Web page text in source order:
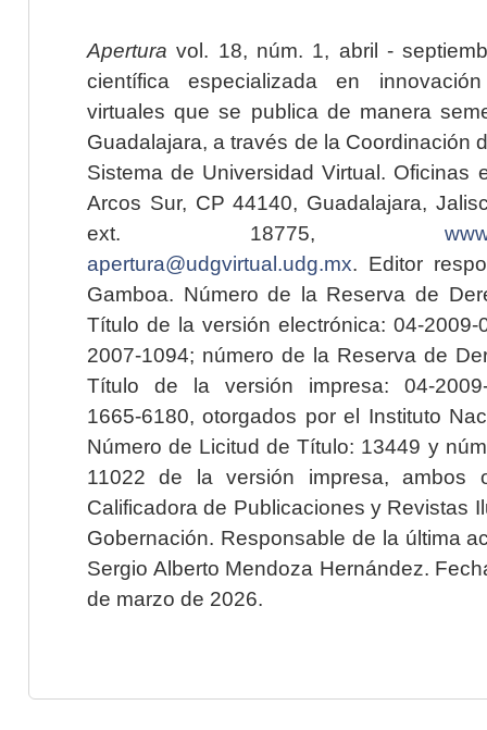
Apertura vol. 18, núm. 1, abril -
científica especializada en
virtuales que se publica de manera
Guadalajara, a través de la Coordinación
Sistema de Universidad Virtual. Oficinas
Arcos Sur, CP 44140, Guadalajara,
ext. 18775,
apertura@udgvirtual.udg.mx. Editor
Gamboa. Número de la Reserva de
Título de la versión electrónica: 04-2009-
2007-1094; número de la Reserva de
Título de la versión impresa: 04-2009-
1665-6180, otorgados por el Instituto
Número de Licitud de Título: 13449 y
11022 de la versión impresa, ambos
Calificadora de Publicaciones y Revistas
Gobernación. Responsable de la última
Sergio Alberto Mendoza Hernández.
de marzo de 2026.